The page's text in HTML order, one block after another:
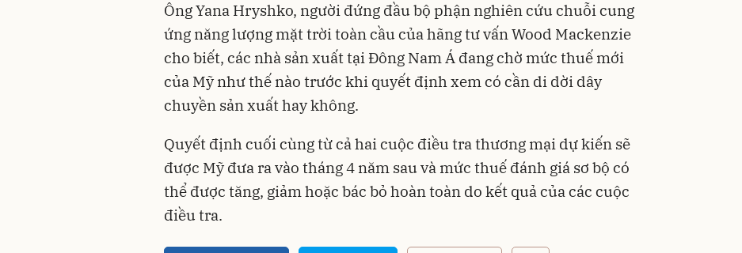
Ông Yana Hryshko, người đứng đầu bộ phận nghiên cứu chuỗi cung
ứng năng lượng mặt trời toàn cầu của hãng tư vấn Wood Mackenzie
cho biết, các nhà sản xuất tại Đông Nam Á đang chờ mức thuế mới
của Mỹ như thế nào trước khi quyết định xem có cần di dời dây
chuyền sản xuất hay không.
Quyết định cuối cùng từ cả hai cuộc điều tra thương mại dự kiến ​​sẽ
được Mỹ đưa ra vào tháng 4 năm sau và mức thuế đánh giá sơ bộ có
thể được tăng, giảm hoặc bác bỏ hoàn toàn do kết quả của các cuộc
điều tra.